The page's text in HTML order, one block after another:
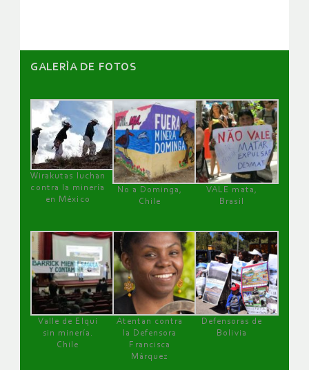
GALERÌA DE FOTOS
Wirakutas luchan
contra la minería
en México
No a Dominga,
Chile
VALE mata,
Brasil
Valle de Elqui
sin minería.
Chile
Atentan contra
la Defensora
Francisca
Márquez
Defensoras de
Bolivia